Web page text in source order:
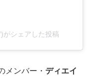
がシェアした投稿
メンバー・ ディエイ